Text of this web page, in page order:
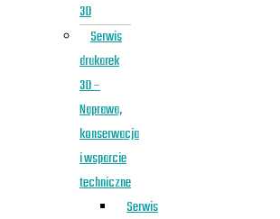
3D
Serwis
drukarek
3D –
Naprawa,
konserwacja
i wsparcie
techniczne
Serwis